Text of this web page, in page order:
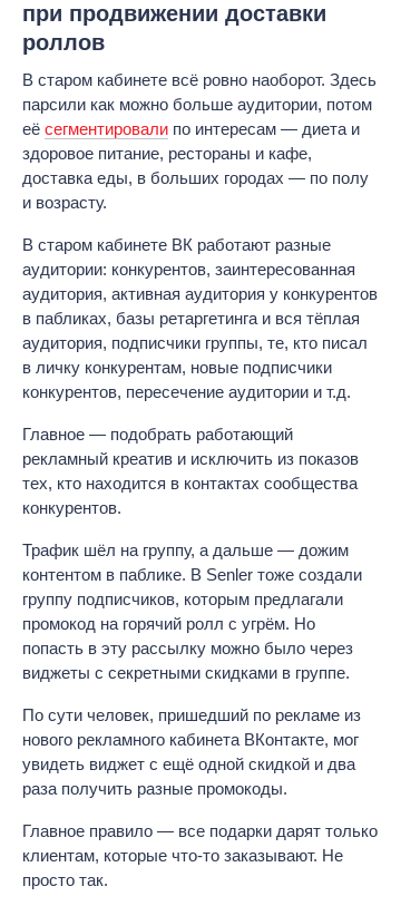
при продвижении доставки
роллов
В старом кабинете всё ровно наоборот. Здесь
парсили как можно больше аудитории, потом
её сегментировали по интересам — диета и
здоровое питание, рестораны и кафе,
доставка еды, в больших городах — по полу
и возрасту.
В старом кабинете ВК работают разные
аудитории: конкурентов, заинтересованная
аудитория, активная аудитория у конкурентов
в пабликах, базы ретаргетинга и вся тёплая
аудитория, подписчики группы, те, кто писал
в личку конкурентам, новые подписчики
конкурентов, пересечение аудитории и т.д.
Главное — подобрать работающий
рекламный креатив и исключить из показов
тех, кто находится в контактах сообщества
конкурентов.
Трафик шёл на группу, а дальше — дожим
контентом в паблике. В Senler тоже создали
группу подписчиков, которым предлагали
промокод на горячий ролл с угрём. Но
попасть в эту рассылку можно было через
виджеты с секретными скидками в группе.
По сути человек, пришедший по рекламе из
нового рекламного кабинета ВКонтакте, мог
увидеть виджет с ещё одной скидкой и два
раза получить разные промокоды.
Главное правило — все подарки дарят только
клиентам, которые что-то заказывают. Не
просто так.